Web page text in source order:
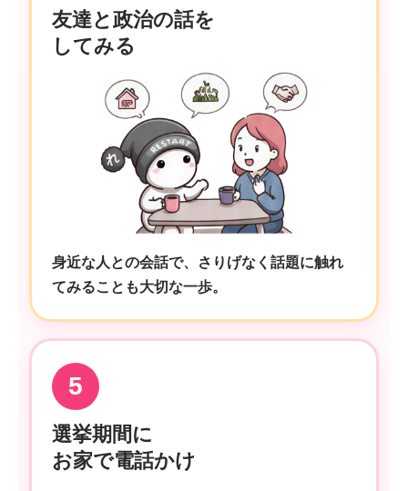
友達と政治の話を
してみる
身近な人との会話で、さりげなく話題に触れ
てみることも大切な一歩。
5
選挙期間に
お家で電話かけ